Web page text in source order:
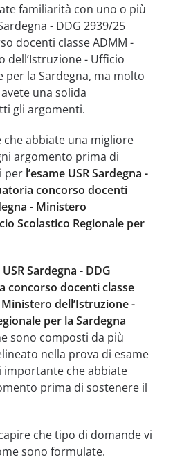
familiarità con uno o più
- DDG 2939/25
docenti classe ADMM -
dell’Istruzione - Ufficio
per la Sardegna, ma molto
una solida
gli argomenti.
abbiate una migliore
argomento prima di
per l’esame USR Sardegna -
concorso docenti
- Ministero
Scolastico Regionale per
Sardegna - DDG
concorso docenti classe
dell’Istruzione -
per la Sardegna
sono composti da più
nella prova di esame
importante che abbiate
prima di sostenere il
che tipo di domande vi
sono formulate.